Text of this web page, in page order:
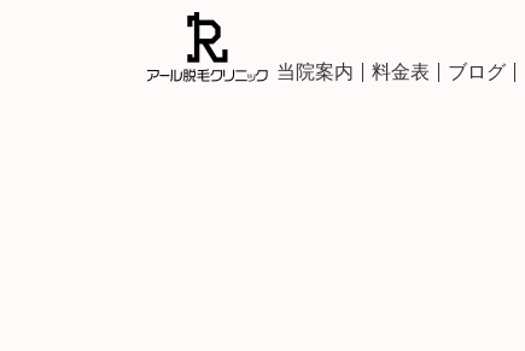
当院案内 料金表 ブログ